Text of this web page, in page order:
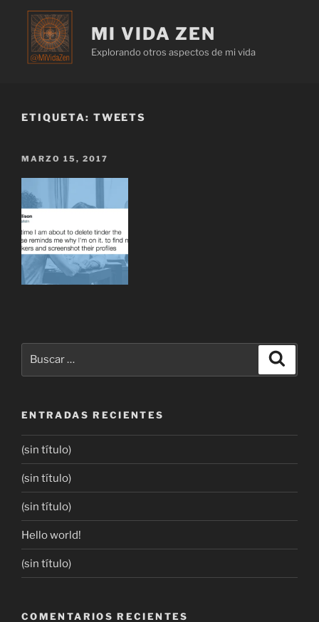
MI VIDA ZEN
Explorando otros aspectos de mi vida
ETIQUETA: TWEETS
MARZO 15, 2017
ENTRADAS RECIENTES
(sin título)
(sin título)
(sin título)
Hello world!
(sin título)
COMENTARIOS RECIENTES